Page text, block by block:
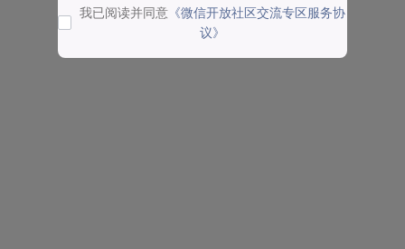
我已阅读并同意 《微信开放社区交流专区服务协
议》